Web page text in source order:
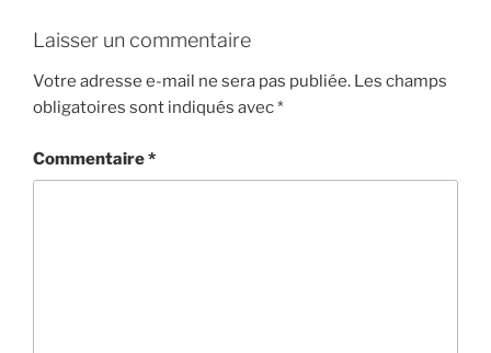
Laisser un commentaire
Votre adresse e-mail ne sera pas publiée. Les champs
obligatoires sont indiqués avec*
Commentaire*